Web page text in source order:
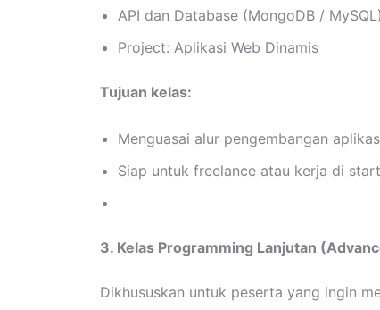
API dan Database (MongoDB / MySQL)
Project: Aplikasi Web Dinamis
Tujuan kelas:
Menguasai alur pengembangan
Siap untuk freelance atau kerja di
3. Kelas Programming Lanjutan
Dikhususkan untuk peserta yang ingin